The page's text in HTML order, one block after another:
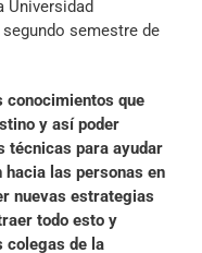
Universidad
semestre de
conocimientos que
y así poder
técnicas para ayudar
las personas en
nuevas estrategias
todo esto y
colegas de la